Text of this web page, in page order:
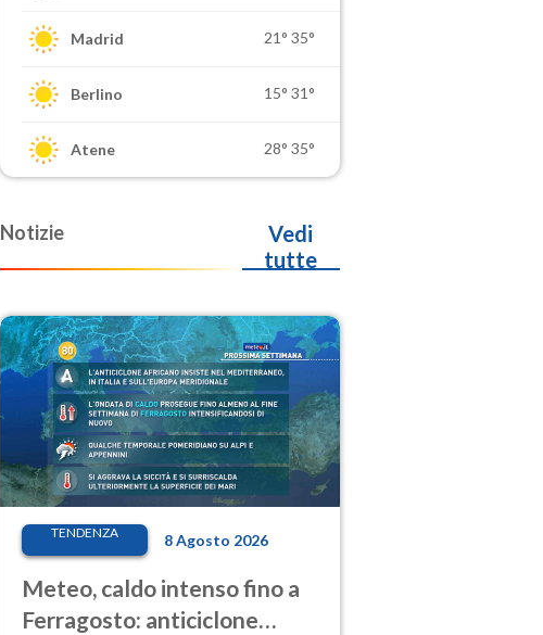
Madrid 21° 35°
Berlino 15° 31°
Atene 28° 35°
Notizie
Vedi
tutte
TENDENZA 8 Agosto 2026
Meteo, caldo intenso fino a
Ferragosto: anticiclone